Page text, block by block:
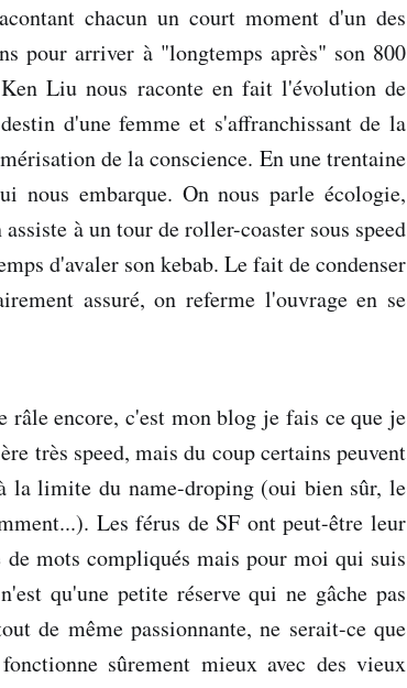
chacun un court moment d'un des
pour arriver à "longtemps après" son 800
Liu nous raconte en fait l'évolution de
d'une femme et s'affranchissant de la
de la conscience. En une trentaine
nous embarque. On nous parle écologie,
à un tour de roller-coaster sous speed
d'avaler son kebab. Le fait de condenser
assuré, on referme l'ouvrage en se
râle encore, c'est mon blog je fais ce que je
très speed, mais du coup certains peuvent
la limite du name-droping (oui bien sûr, le
Les férus de SF ont peut-être leur
mots compliqués mais pour moi qui suis
qu'une petite réserve qui ne gâche pas
de même passionnante, ne serait-ce que
sûrement mieux avec des vieux